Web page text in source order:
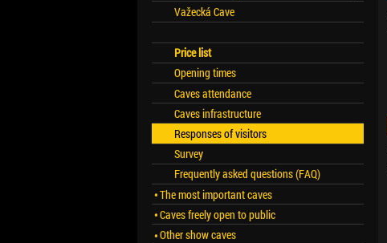
Važecká Cave
Price list
Opening times
Caves attendance
Caves infrastructure
Responses of visitors
Survey
Frequently asked questions (FAQ)
The most important caves
Caves freely open to public
Other show caves